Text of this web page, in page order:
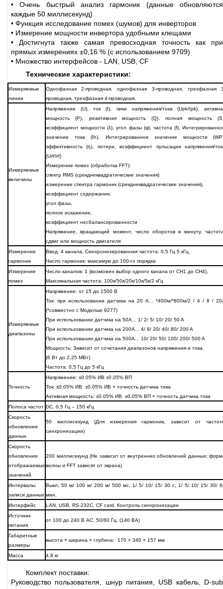
• Очень быстрый анализ гармоник (данные обновляются
каждые 50 миллисекунд)
• Функция исследование помех (шумов) для инверторов
• Измерение мощности инвертора удобными клещами
• Достигнута также самая превосходная точность как при
прямых измерениях ±0,16 % (с использованием 9709)
• Множество интерфейсов - LAN, USB, CF
Технические характеристики:
Измеряемые
линии
Однофазная 2-проводная, однофазная 3-проводная, трехфазная
проводная, трехфазная 4-проводная.
Измеряемые
величины
Напряжение (U), ток (I), пики напряжения/тока (Upk/Ipk),
мощность (P), реактивная мощность (Q), полная мощность
коэффициент мощности (λ), угол фазы (φ), частота (f),
значение тока (Ih), Интегрированное значение мощности
эффективность (η), потери, коэффициент пульсации напряжения/
(Urf/Irf)
Измерение помех (обработка FFT):
спектр RMS (срекднеквадратические значения)
измерение спектра гармоник (срекднеквадратические значения),
коэффициент содержания,
угол фазы,
полное искажение,
коэффициент несбалансированности
Напряжение, вращающий момент, число оборотов в минуту,
сдвиг или мощность двигателя
Измерение
гармоник
Ввод: 4 канала, Синхронизированная частота: 0,5 Гц 5 кГц,
Число гармоник: максимум до 100-го порядка
Измерение
помех
Число каналов: 1 (возможен выбор одного канала от CH1 до CH4),
Максимальная частота: 100к/50к/20к/10к/5к/2 кГц
Измеряемые
диапазоны
Напряжение: от 15 до 1500 В
Ток: при использовании датчика на 20 A... *400м/*800м/2 / 4 / 8 /
(*совместно с Моделью 9277)
При использовании датчика на 50A... 1/ 2/ 5/ 10/ 20/ 50 A
При использовании датчика на 200A... 4/ 8/ 20/ 40/ 80/ 200 A
При использовании датчика на 500A... 10/ 20/ 50/ 100/ 200/ 500 A
Мощность: Зависит от сочетания диапазонов напряжения и тока.
(6 Вт до 2,25 МВт)
Частота: 0,5 Гц до 5 кГц
Точность
Напряжение: ±0.05% ИВ ±0.05% ВП
Ток: ±0.05% ИВ ±0.05% ИВ + точность датчика тока
Активная мощность: ±0.05% ИВ ±0.05% ВП + точность датчика тока
Полоса частот DC, 0,5 Гц – 150 кГц
Скорость
обновления
данных
50 миллисекунд (Для измерения гармоник, зависит от
синхронизации)
Скорость
обновления
отображаемых
значений
200 миллисекунд (Не зависит от внутренних обновлений данных;
волны и FFT зависят от экрана)
Интервалы
записи данных
Выкл, 50 м/ 100 м/ 200 м/ 500 мс, 1/ 5/ 10/ 15/ 30 с, 1/ 5/ 10/ 15/ 30/
мин.
Интерфейс
LAN, USB, RS-232C, CF card, Контроль синхронизации
Источник
питания
от 100 до 240 В AC, 50/60 Гц. (140 ВА)
Габаритные
размеры
высота × ширина × глубина: 170 × 340 × 157 мм
Масса 4,8 кг
Комплект поставки:
Руководство пользователя, шнур питания, USB кабель, D-sub